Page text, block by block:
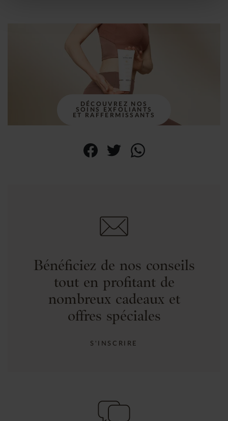
DÉCOUVREZ NOS
SOINS EXFOLIANTS
ET RAFFERMISSANTS
Bénéficiez de nos conseils
tout en profitant de
nombreux cadeaux et
offres spéciales
S'INSCRIRE